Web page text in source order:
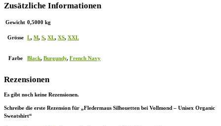
Zusätzliche Informationen
Gewicht 0,5000 kg
Grösse L, M, S, XL, XS, XXL
Farbe Black, Burgundy, French Navy
Rezensionen
Es gibt noch keine Rezensionen.
Schreibe die erste Rezension für „Fledermaus Silhouetten bei Vollmond – Unisex Organic
Sweatshirt“